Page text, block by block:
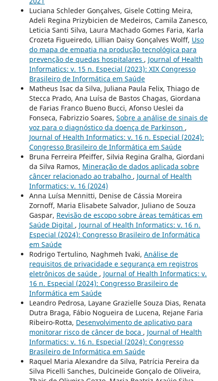
Luciana Schleder Gonçalves, Gisele Cotting Meira,
Adeli Regina Prizybicien de Medeiros, Camila Zanesco,
Leticia Santi Silva, Laura Machado Gomes Faria, Karla
Crozeta Figueiredo, Lillian Daisy Gonçalves Wolff, Uso
do mapa de empatia na produção tecnológica para
prevenção de quedas hospitalares , Journal of Health
Informatics: v. 15 n. Especial (2023): XIX Congresso
Brasileiro de Informática em Saúde
Matheus Isac da Silva, Juliana Paula Felix, Thiago de
Stecca Prado, Ana Luísa de Bastos Chagas, Giordana
de Farias Franco Bueno Bucci, Afonso Ueslei da
Fonseca, Fabrizzio Soares, Sobre a análise de sinais de
voz para o diagnóstico da doença de Parkinson ,
Journal of Health Informatics: v. 16 n. Especial (2024):
Congresso Brasileiro de Informática em Saúde
Bruna Ferreira Pfeiffer, Silvia Regina Gralha, Giordani
da Silva Ramos, Mineração de dados aplicada sobre
câncer relacionado ao trabalho , Journal of Health
Informatics: v. 16 (2024)
Anna Luísa Mennitti, Denise de Cássia Moreira
Zornoff, Maria Elisabete Salvador, Juliano de Souza
Gaspar, Revisão de escopo sobre áreas temáticas em
Saúde Digital , Journal of Health Informatics: v. 16 n.
Especial (2024): Congresso Brasileiro de Informática
em Saúde
Rodrigo Tertulino, Naghmeh Ivaki, Análise de
requisitos de privacidade e segurança em registros
eletrônicos de saúde , Journal of Health Informatics: v.
16 n. Especial (2024): Congresso Brasileiro de
Informática em Saúde
Leandro Pedrosa, Layane Grazielle Souza Dias, Renata
Dutra Braga, Fábio Nogueira de Lucena, Rejane Faria
Ribeiro-Rotta, Desenvolvimento de aplicativo para
monitorar risco de câncer de boca , Journal of Health
Informatics: v. 16 n. Especial (2024): Congresso
Brasileiro de Informática em Saúde
Raquel Maria Alexandre da Silva, Patrícia Pereira da
Silva Picelli Sanches, Dulcineide Gonçalo de Oliveira,